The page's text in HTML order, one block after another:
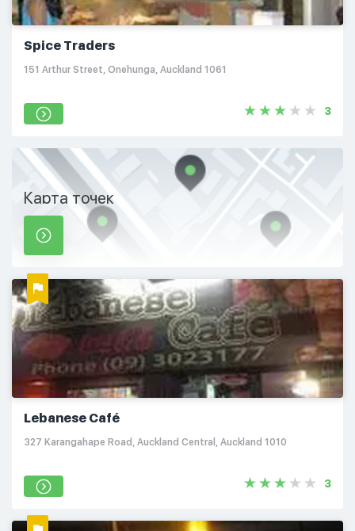
Spice Traders
151 Arthur Street, Onehunga, Auckland 1061
3
Карта точек
Lebanese Café
327 Karangahape Road, Auckland Central, Auckland 1010
3